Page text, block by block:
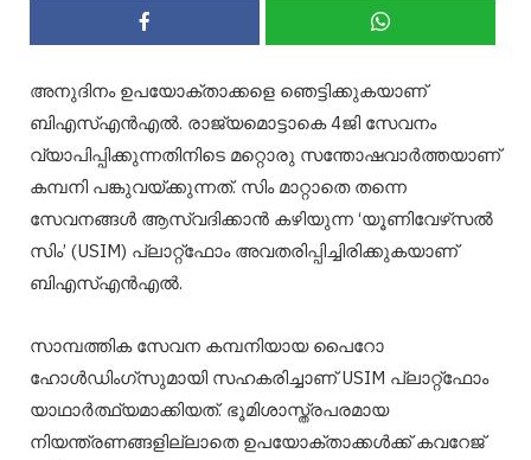
അനുദിനം ഉപയോക്താക്കളെ ഞെട്ടിക്കുകയാണ്
ബിഎസ്എൻഎൽ. രാജ്യമൊട്ടാകെ 4ജി സേവനം
വ്യാപിപ്പിക്കുന്നതിനിടെ മറ്റൊരു സന്തോഷവാർത്തയാണ്
കമ്പനി പങ്കുവയ്‌ക്കുന്നത്. സിം മാറ്റാതെ തന്നെ
സേവനങ്ങൾ‌ ആസ്വദിക്കാൻ കഴിയുന്ന ‘യൂണിവേഴ്‌സൽ
സിം’ (USIM) പ്ലാറ്റ്ഫോം അവതരിപ്പിച്ചിരിക്കുകയാണ്
ബിഎസ്എൻഎൽ.
സാമ്പത്തിക സേവന കമ്പനിയായ പൈറോ
ഹോൾഡിംഗ്‌സുമായി സഹകരിച്ചാണ് USIM പ്ലാറ്റ്ഫോം
യാഥാർത്ഥ്യമാക്കിയത്. ഭൂമിശാസ്ത്രപരമായ
നിയന്ത്രണങ്ങളില്ലാതെ ഉപയോക്താക്കൾക്ക് കവറേജ്